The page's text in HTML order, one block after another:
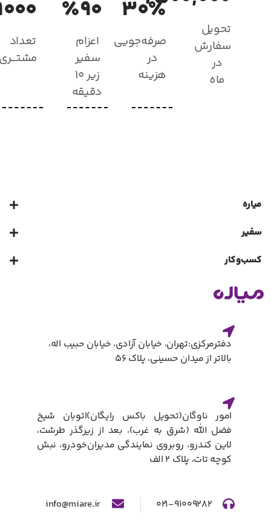
تحویل
سفارش
در
ماه
۳۰٪
صرفه‌جویی
در
هزینه
٪۹۰
اعزام
سفیر
زیر ۱۰
دقیقه
تعداد
میاره
سفیر
کسب‌و‌کار
دفترمرکزی:تهران، خیابان آزادی، خیابان حبیب اله،
بالاتر از میدان حسینی، پلاک ۵۶
امور ناوگان(تحویل باکس رایگان)​اتوبان شیخ
فضل الله (شرق به غرب)، بعد از زیرگذر طرشت،
لاین کندرو، روبروی نمایندگی مدیران‌خودرو، نبش
کوچه تات، پلاک ۲ الف​
۰۲۱-۹۱۰۰۹۲۸۲ info@miare.ir